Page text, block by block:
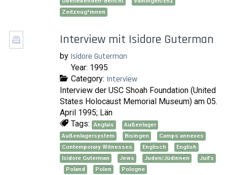
Zeitzeug*innen
Interview mit Isidore Guterman
by Isidore Guterman
Year: 1995
Category: Interview
Interview der USC Shoah Foundation (United
States Holocaust Memorial Museum) am 05.
April 1995; Län
Tags:
Anglais
Außenlager
Außenlagersystem
Bisingen
Camps annexes
Contemporary Witnesses
Englisch
English
Isidore Guterman
Jews Juden/Jüdinnen
Juifs
Poland
Polen
Pologne